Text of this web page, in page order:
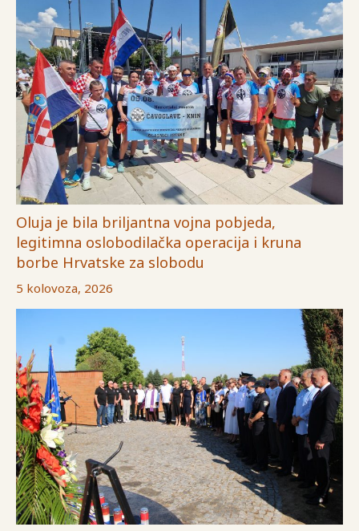
Oluja je bila briljantna vojna pobjeda,
legitimna oslobodilačka operacija i kruna
borbe Hrvatske za slobodu
5 kolovoza, 2026